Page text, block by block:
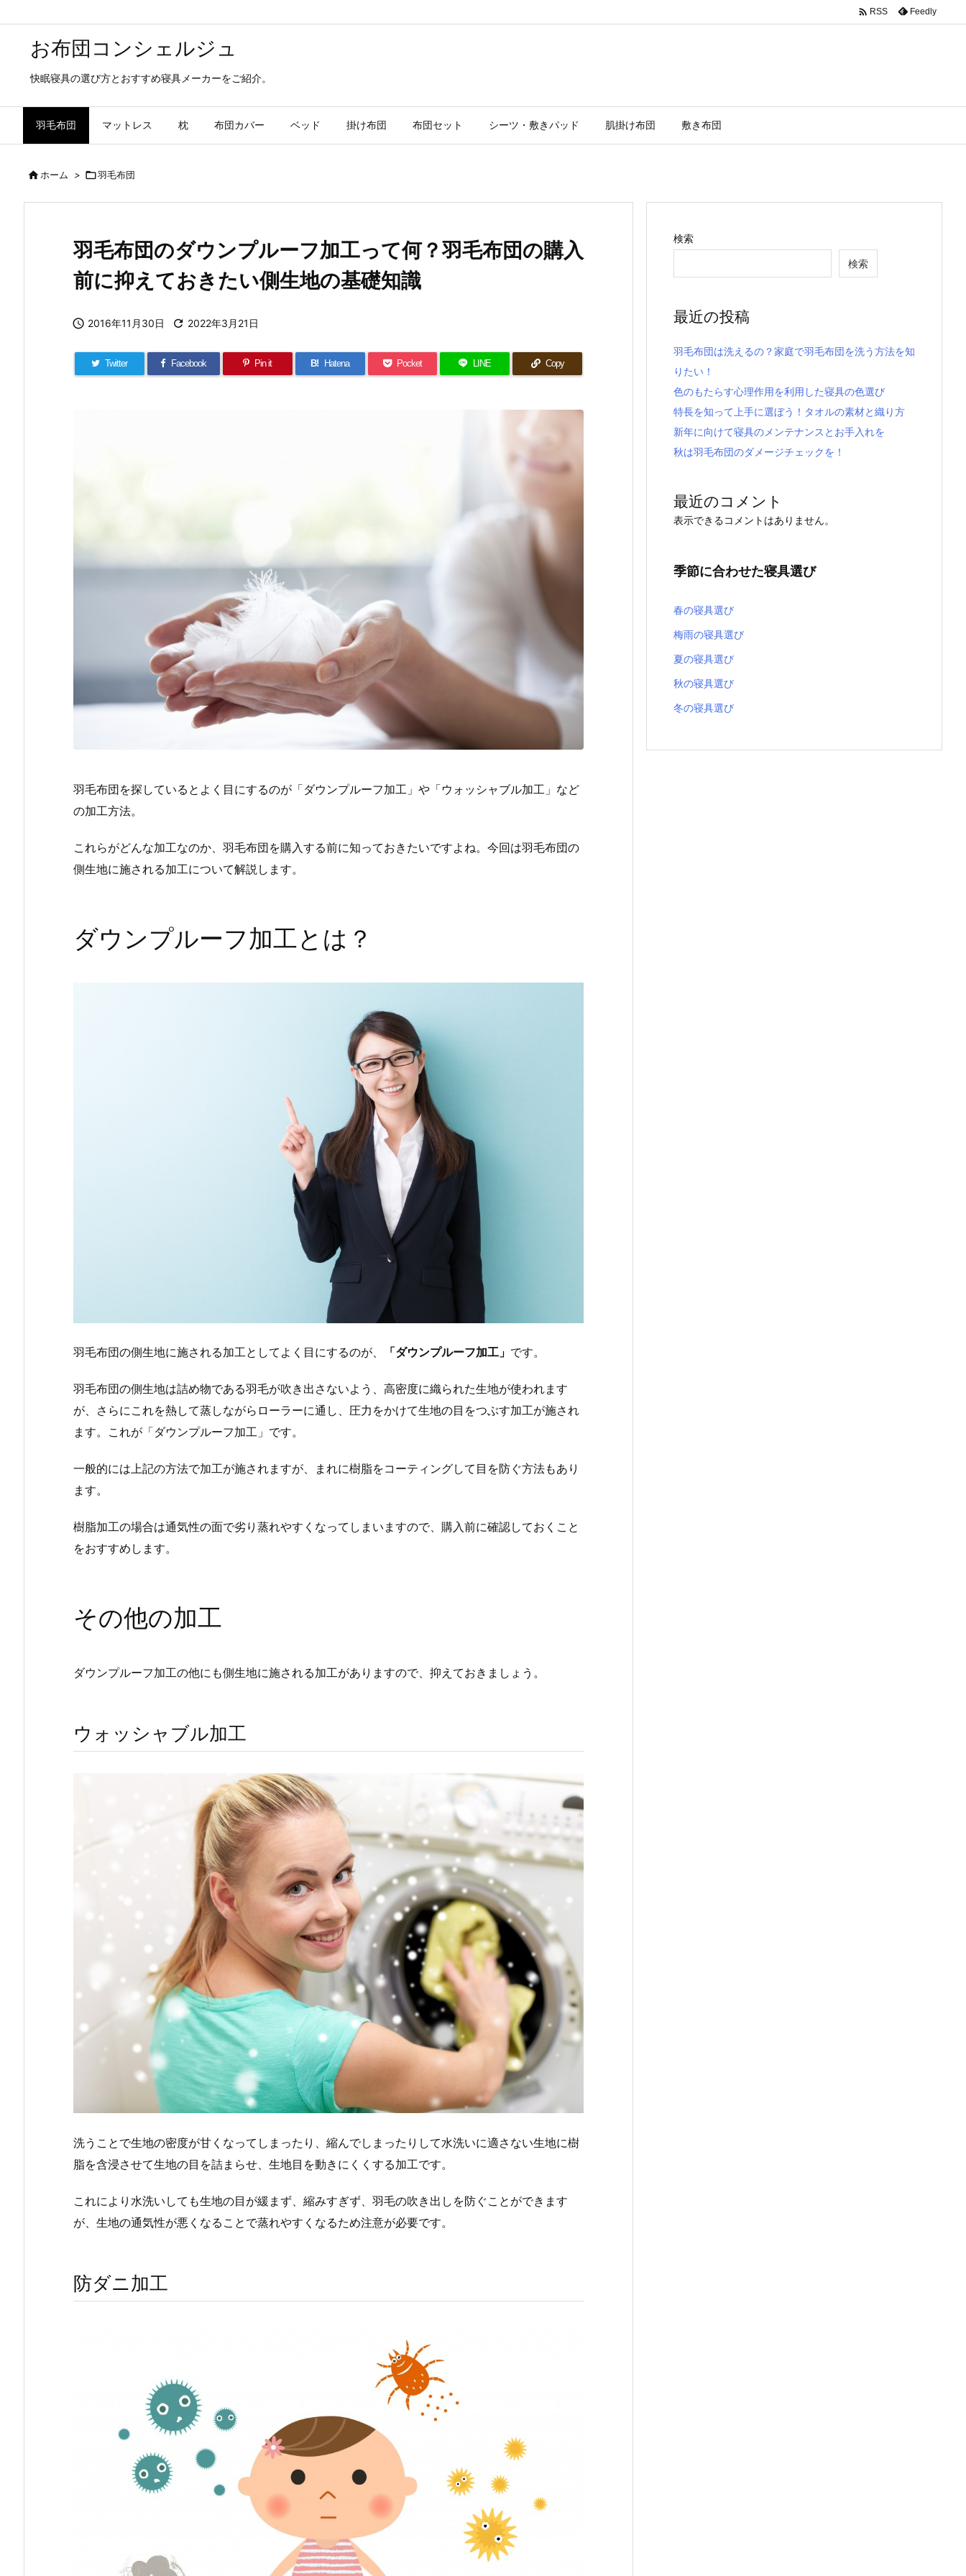
お布団コンシェルジュ
快眠寝具の選び方とおすすめ寝具メーカーをご紹介。
羽毛布団 マットレス 枕 布団カバー ベッド 掛け布団 布団セット シーツ・敷きパッド 肌掛け布団 敷き布団
 RSS Feedly
ホーム > 羽毛布団
羽毛布団のダウンプルーフ加工って何？羽毛布団の購入
前に抑えておきたい側生地の基礎知識
 2016年11月30日  2022年3月21日
Twitter Facebook Pin it B! Hatena Pocket LINE Copy
羽毛布団を探しているとよく目にするのが「ダウンプルーフ加工」や「ウォッシャブル加工」など
の加工方法。
これらがどんな加工なのか、羽毛布団を購入する前に知っておきたいですよね。今回は羽毛布団の
側生地に施される加工について解説します。
ダウンプルーフ加工とは？
羽毛布団の側生地に施される加工としてよく目にするのが、 「ダウンプルーフ加工」 です。
羽毛布団の側生地は詰め物である羽毛が吹き出さないよう、高密度に織られた生地が使われます
が、さらにこれを熱して蒸しながらローラーに通し、圧力をかけて生地の目をつぶす加工が施され
ます。これが「ダウンプルーフ加工」です。
一般的には上記の方法で加工が施されますが、まれに樹脂をコーティングして目を防ぐ方法もあり
ます。
樹脂加工の場合は通気性の面で劣り蒸れやすくなってしまいますので、購入前に確認しておくこと
をおすすめします。
その他の加工
ダウンプルーフ加工の他にも側生地に施される加工がありますので、抑えておきましょう。
ウォッシャブル加工
洗うことで生地の密度が甘くなってしまったり、縮んでしまったりして水洗いに適さない生地に樹
脂を含浸させて生地の目を詰まらせ、生地目を動きにくくする加工です。
これにより水洗いしても生地の目が緩まず、縮みすぎず、羽毛の吹き出しを防ぐことができます
が、生地の通気性が悪くなることで蒸れやすくなるため注意が必要です。
防ダニ加工
検索
検索
最近の投稿
羽毛布団は洗えるの？家庭で羽毛布団を洗う方法を知
りたい！
色のもたらす心理作用を利用した寝具の色選び
特長を知って上手に選ぼう！タオルの素材と織り方
新年に向けて寝具のメンテナンスとお手入れを
秋は羽毛布団のダメージチェックを！
最近のコメント
表示できるコメントはありません。
季節に合わせた寝具選び
春の寝具選び
梅雨の寝具選び
夏の寝具選び
秋の寝具選び
冬の寝具選び